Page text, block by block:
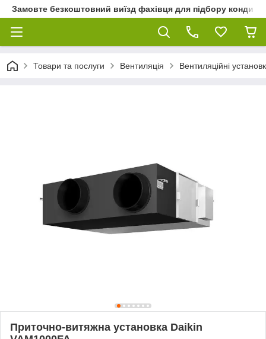
Замовте безкоштовний виїзд фахівця для підбору
Товари та послуги Вентиляція Вентиляційні
Приточно-витяжна установка Daikin